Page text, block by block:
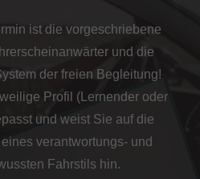
ist die vorgeschriebene
und die
der freien Begleitung!
Profil (Lernender oder
und weist Sie auf die
verantwortungs- und
Fahrstils hin.